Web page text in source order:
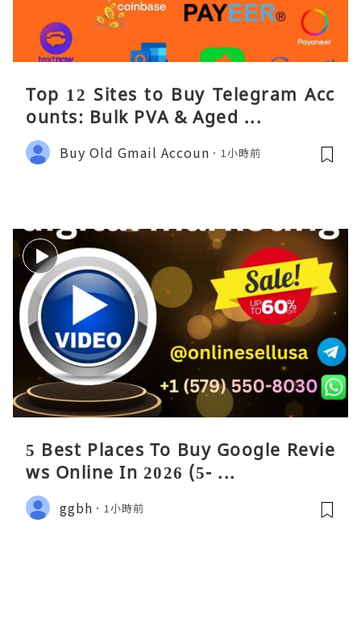
Top 12 Sites to Buy Telegram Acc
ounts: Bulk PVA & Aged ...
Buy Old Gmail Accoun 1小時前
5 Best Places To Buy Google Revie
ws Online In 2026 (5- ...
ggbh 1小時前